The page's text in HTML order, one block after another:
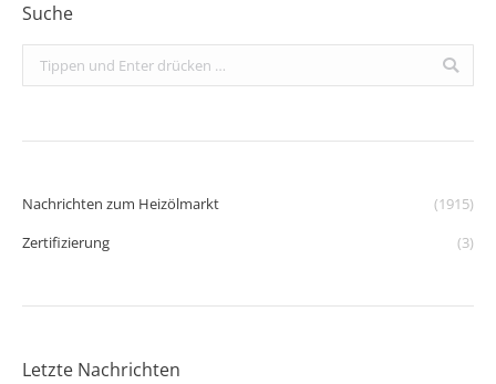
Suche
Search:
Nachrichten zum Heizölmarkt
(1915)
Zertifizierung
(3)
Letzte Nachrichten